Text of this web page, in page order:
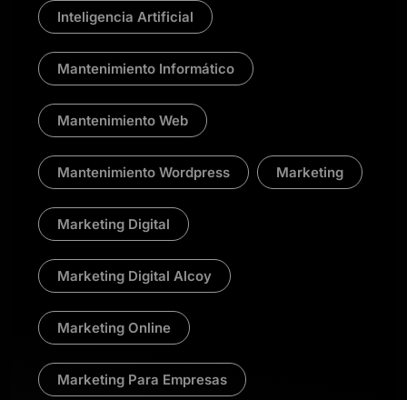
Inteligencia Artificial
Mantenimiento Informático
Mantenimiento Web
Mantenimiento Wordpress Marketing
Marketing Digital
Marketing Digital Alcoy
Marketing Online
Marketing Para Empresas